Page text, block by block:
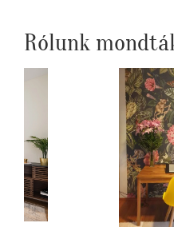
Rólunk